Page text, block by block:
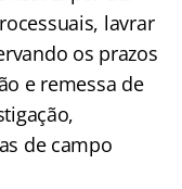
lavrar
os prazos
e remessa de
de campo